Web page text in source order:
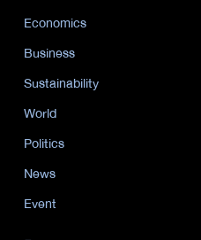
Economics
Business
Sustainability
World
Politics
News
Event